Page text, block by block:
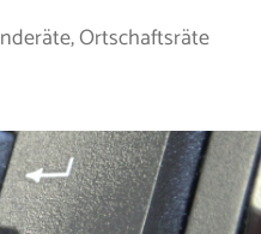
Ortschaftsräte